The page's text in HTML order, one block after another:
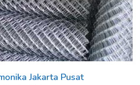
Jakarta Pusat